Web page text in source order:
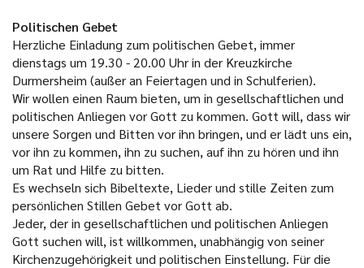
Politischen Gebet
Herzliche Einladung zum politischen Gebet, immer
dienstags um 19.30 - 20.00 Uhr in der Kreuzkirche
Durmersheim (außer an Feiertagen und in Schulferien).
Wir wollen einen Raum bieten, um in gesellschaftlichen und
politischen Anliegen vor Gott zu kommen. Gott will, dass wir
unsere Sorgen und Bitten vor ihn bringen, und er lädt uns ein,
vor ihn zu kommen, ihn zu suchen, auf ihn zu hören und ihn
um Rat und Hilfe zu bitten.
Es wechseln sich Bibeltexte, Lieder und stille Zeiten zum
persönlichen Stillen Gebet vor Gott ab.
Jeder, der in gesellschaftlichen und politischen Anliegen
Gott suchen will, ist willkommen, unabhängig von seiner
Kirchenzugehörigkeit und politischen Einstellung. Für die